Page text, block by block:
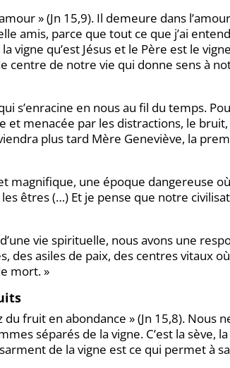
» (Jn 15,9). Il demeure dans
amis, parce que tout ce que j’ai
vigne qu’est Jésus et le Père est le
centre de notre vie qui donne sens à
en nous au fil du temps.
menacée par les distractions, le bruit,
plus tard Mère Geneviève, la
magnifique, une époque dangereuse
êtres (…) Et je pense que notre
vie spirituelle, nous avons une
des asiles de paix, des centres vitaux
mort. »
du fruit en abondance » (Jn 15,8).
séparés de la vigne. C’est la sève,
de la vigne est ce qui permet à